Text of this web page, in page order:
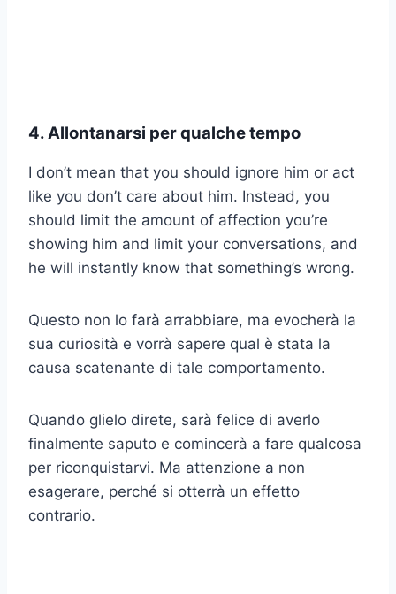
4. Allontanarsi per qualche tempo
I don’t mean that you should ignore him or act
like you don’t care about him. Instead, you
should limit the amount of affection you’re
showing him and limit your conversations, and
he will instantly know that something’s wrong.
Questo non lo farà arrabbiare, ma evocherà la
sua curiosità e vorrà sapere qual è stata la
causa scatenante di tale comportamento.
Quando glielo direte, sarà felice di averlo
finalmente saputo e comincerà a fare qualcosa
per riconquistarvi. Ma attenzione a non
esagerare, perché si otterrà un effetto
contrario.